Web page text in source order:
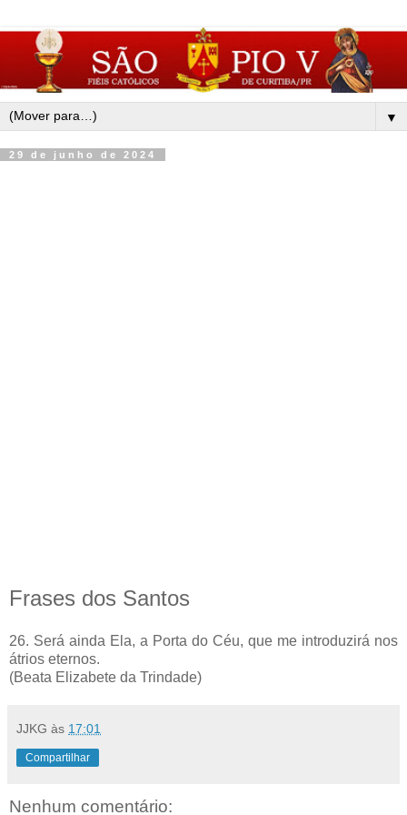
▼
29 de junho de 2024
Frases dos Santos
26. Será ainda Ela, a Porta do Céu, que me introduzirá nos
átrios eternos.
(Beata Elizabete da Trindade)
JJKG às 17:01
Compartilhar
Nenhum comentário: